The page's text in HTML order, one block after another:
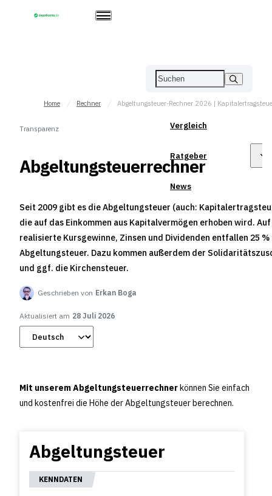
Vergleich
Ratgeber
News
Home Rechner
Transparenz
Abgeltungsteuerrechner
Seit 2009 gibt es die Abgeltungsteuer (auch:
die auf das Einkommen aus Kapitalvermögen erhoben wird. Auf
realisierte Kursgewinne, Zinsen und Dividenden entfallen 25 %
Abgeltungsteuer. Dazu kommen außerdem der
und ggf. die Kirchensteuer.
Geschrieben von Erkan Boga
Aktualisiert am 28 Juli 2026
Mit unserem Abgeltungsteuerrechner können Sie einfach
und kostenfrei die Höhe der Abgeltungsteuer berechnen.
Abgeltungsteuer
KENNDATEN